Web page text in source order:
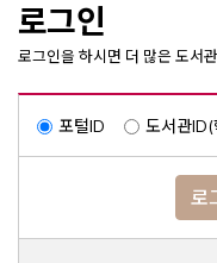
로그인
로그인을 하시면 더 많은 도서
포털ID 도서관
로